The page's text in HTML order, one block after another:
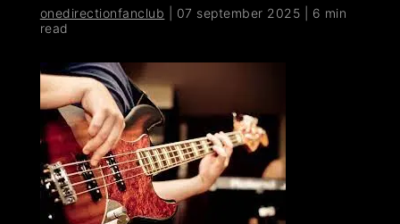
onedirectionfanclub 07 september 2025
6 min
read